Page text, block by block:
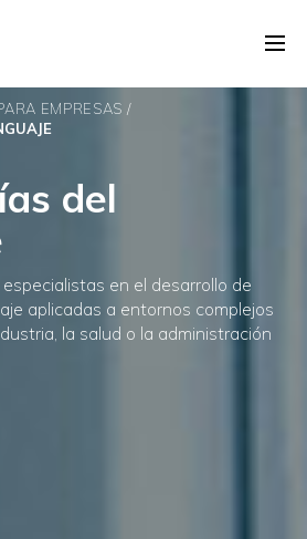
EMPRESAS
del
en el desarrollo de
aplicadas a entornos complejos
la salud o la administración